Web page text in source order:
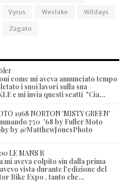
Vyrus Weslake
Wildays
Zagato
come mi aveva annunciato tempo
i suoi lavori sulla sua
e mi invia questi scatti "Cia...
1968 NORTON 'MISTY GREEN'
750 '68 by Fuller Moto
by @MatthewJonesPhoto
LE MANS R
mi aveva colpito sin dalla prima
vista durante l'edizione del
Bike Expo , tanto che...